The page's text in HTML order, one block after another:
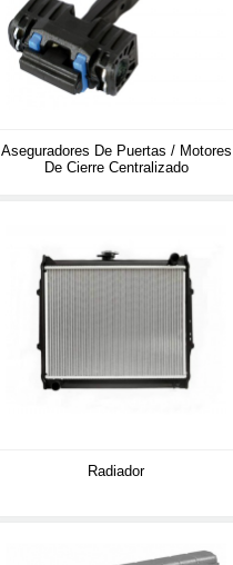
Aseguradores De Puertas / Motores
De Cierre Centralizado
Radiador